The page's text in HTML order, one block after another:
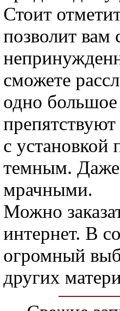
Стоит
позволит вам
сможете
одно
с установкой
темным. Даже
мрачными.
Можно
интернет. В
огромный
других